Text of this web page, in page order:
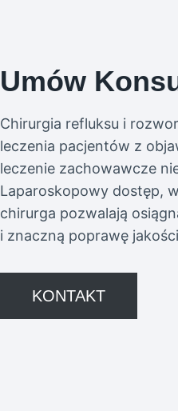
Umów
Chirurgia refluksu i
leczenia pacjentów z
leczenie zachowawcze
Laparoskopowy dostęp,
chirurga pozwalają
i znaczną poprawę
KONTAKT